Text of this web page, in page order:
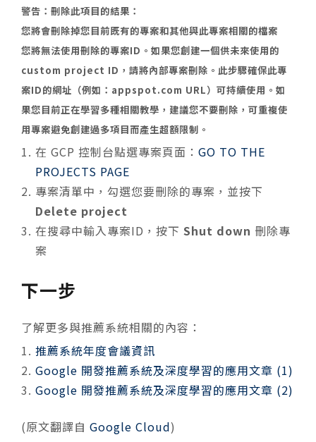
警告：刪除此項目的結果：
您將會刪除掉您目前既有的專案和其他與此專案相關的檔案
您將無法使用刪除的專案ID。如果您創建一個供未來使用的
custom project ID，請將內部專案刪除。此步驟確保此專
案ID的網址（例如：appspot.com URL）可持續使用。 如
果您目前正在學習多種相關教學，建議您不要刪除，可重複使
用專案避免創建過多項目而產生超額限制。
在 GCP 控制台點選專案頁面： GO TO THE
PROJECTS PAGE
專案清單中，勾選您要刪除的專案，並按下
Delete project
在搜尋中輸入專案ID，按下 Shut down 刪除專
案
下一步
了解更多與推薦系統相關的內容：
推薦系統年度會議資訊
Google 開發推薦系統及深度學習的應用文章 (1)
Google 開發推薦系統及深度學習的應用文章 (2)
(原文翻譯自 Google Cloud)